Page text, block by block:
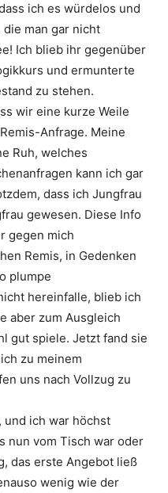
ich es würdelos und
man gar nicht
Ich blieb ihr gegenüber
und ermunterte
zu stehen.
wir eine kurze Weile
Anfrage. Meine
Ruh, welches
kann ich gar
dass ich Jungfrau
gewesen. Diese Info
gegen mich
Remis, in Gedenken
plumpe
hereinfalle, blieb ich
aber zum Ausgleich
gut spiele. Jetzt fand sie
zu meinem
uns nach Vollzug zu
ich war höchst
nun vom Tisch war oder
das erste Angebot ließ
wenig wie der